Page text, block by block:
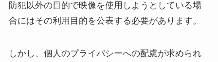
防犯以外の目的で映像を使用しようとしている場
合にはその利用目的を公表する必要があります。
しかし、個人のプライバシーへの配慮が求められ